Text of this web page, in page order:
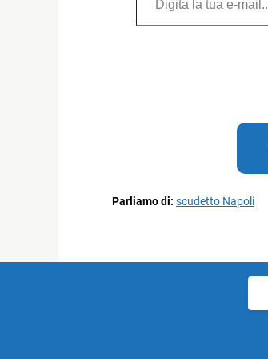
Parliamo di: scudetto Napoli
per: